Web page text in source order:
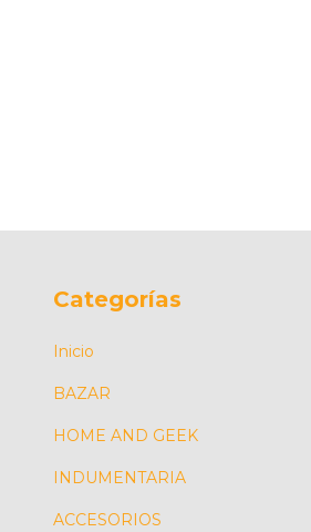
Categorías
Inicio
BAZAR
HOME AND GEEK
INDUMENTARIA
ACCESORIOS